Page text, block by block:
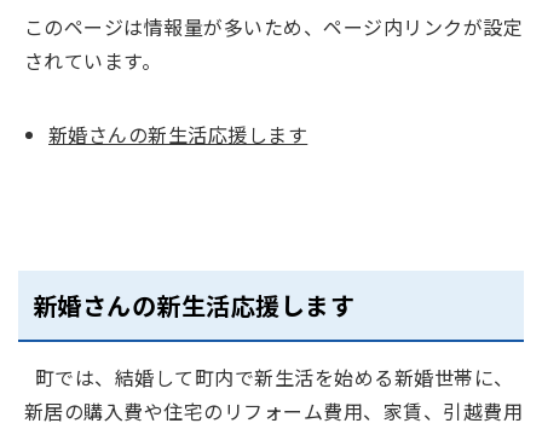
このページは情報量が多いため、ページ内リンクが設定
されています。
新婚さんの新生活応援します
新婚さんの新生活応援します
町では、結婚して町内で新生活を始める新婚世帯に、
新居の購入費や住宅のリフォーム費用、家賃、引越費用